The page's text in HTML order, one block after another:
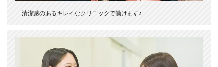
清潔感のあるキレイなクリニックで働けます♪